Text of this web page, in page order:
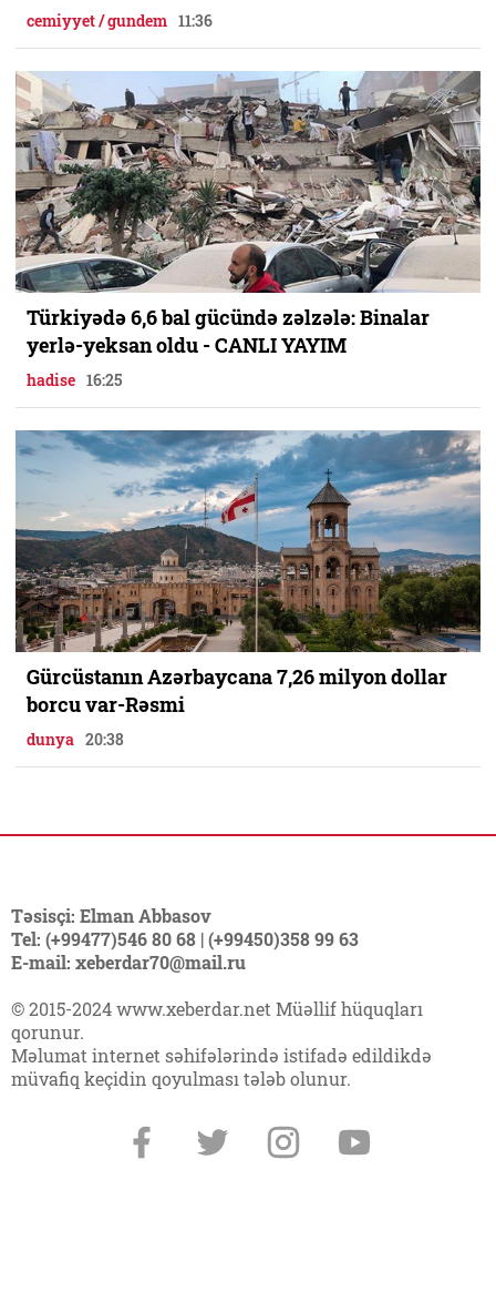
cemiyyet / gundem 11:36
Türkiyədə 6,6 bal gücündə zəlzələ: Binalar
yerlə-yeksan oldu - CANLI YAYIM
hadise 16:25
Gürcüstanın Azərbaycana 7,26 milyon dollar
borcu var-Rəsmi
dunya 20:38
Təsisçi: Elman Abbasov
Tel: (+99477)546 80 68 | (+99450)358 99 63
E-mail: xeberdar70@mail.ru
© 2015-2024 www.xeberdar.net Müəllif hüquqları
qorunur.
Məlumat internet səhifələrində istifadə edildikdə
müvafiq keçidin qoyulması tələb olunur.